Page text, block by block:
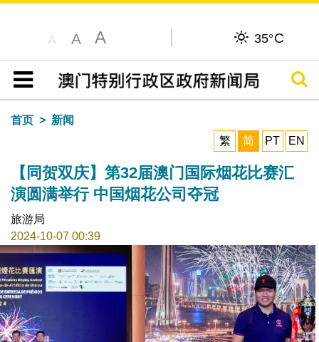
A A A 35°C
目录
搜寻
首页
新闻
繁
简 PT EN
【同贺双庆】第32届澳门国际烟花比赛汇
演圆满举行 中国烟花公司夺冠
旅游局
2024-10-07 00:39